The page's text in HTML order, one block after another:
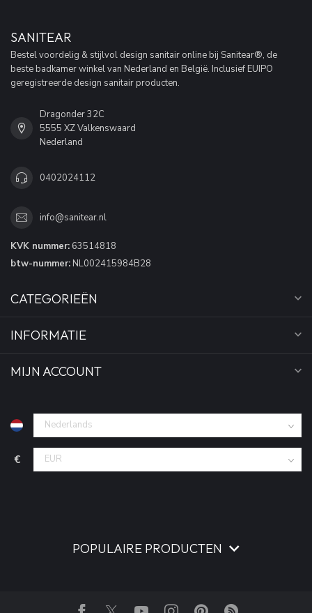
SANITEAR
Bestel voordelig & stijlvol design sanitair online bij Sanitear®, de
beste badkamer winkel van Nederland en België. Inclusief EUIPO
geregistreerde design sanitair producten.
Dragonder 32C
5555 XZ Valkenswaard
Nederland
0402024112
info@sanitear.nl
KVK nummer: 63514818
btw-nummer: NL002415984B28
CATEGORIEËN
INFORMATIE
MIJN ACCOUNT
€
POPULAIRE PRODUCTEN